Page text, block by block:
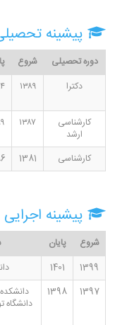
پیشینه
دوره تحصیلی شروع
دکترا
۱۳۸۹
کارشناسی
ارشد
۱۳۸۷
کارشناسی
1381
پیشینه اجرایی
شروع پایان
1399
1401
1397
1398
دانشگاه